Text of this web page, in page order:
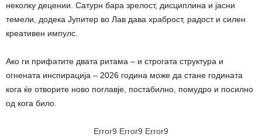
неколку децении. Сатурн бара зрелост, дисциплина и јасни
темели, додека Јупитер во Лав дава храброст, радост и силен
креативен импулс.
Ако ги прифатите двата ритама – и строгата структура и
огнената инспирација – 2026 година може да стане годината
кога ќе отворите ново поглавје, постабилно, помудро и посилно
од кога било.
Error9 Error9 Error9